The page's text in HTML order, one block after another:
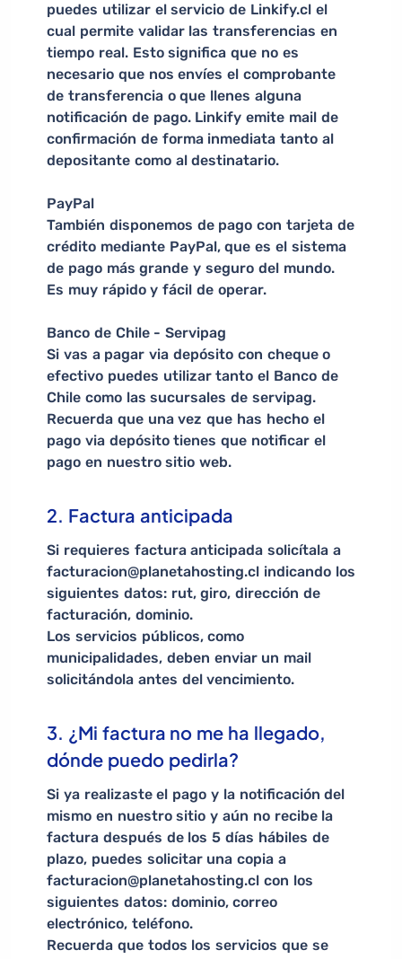
puedes utilizar el servicio de Linkify.cl el
cual permite validar las transferencias en
tiempo real. Esto significa que no es
necesario que nos envíes el comprobante
de transferencia o que llenes alguna
notificación de pago. Linkify emite mail de
confirmación de forma inmediata tanto al
depositante como al destinatario.
PayPal
También disponemos de pago con tarjeta de
crédito mediante PayPal, que es el sistema
de pago más grande y seguro del mundo.
Es muy rápido y fácil de operar.
Banco de Chile - Servipag
Si vas a pagar via depósito con cheque o
efectivo puedes utilizar tanto el Banco de
Chile como las sucursales de servipag.
Recuerda que una vez que has hecho el
pago via depósito tienes que notificar el
pago en nuestro sitio web.
2. Factura anticipada
Si requieres factura anticipada solicítala a
facturacion@planetahosting.cl indicando los
siguientes datos: rut, giro, dirección de
facturación, dominio.
Los servicios públicos, como
municipalidades, deben enviar un mail
solicitándola antes del vencimiento.
3. ¿Mi factura no me ha llegado,
dónde puedo pedirla?
Si ya realizaste el pago y la notificación del
mismo en nuestro sitio y aún no recibe la
factura después de los 5 días hábiles de
plazo, puedes solicitar una copia a
facturacion@planetahosting.cl con los
siguientes datos: dominio, correo
electrónico, teléfono.
Recuerda que todos los servicios que se